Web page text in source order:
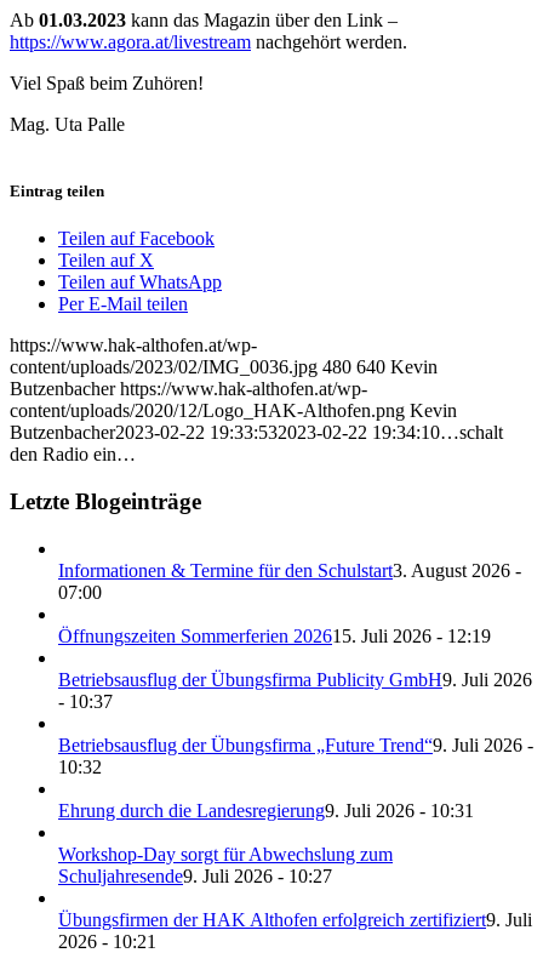
Ab 01.03.2023 kann das Magazin über den Link –
https://www.agora.at/livestream nachgehört werden.
Viel Spaß beim Zuhören!
Mag. Uta Palle
Eintrag teilen
Teilen auf Facebook
Teilen auf X
Teilen auf WhatsApp
Per E-Mail teilen
https://www.hak-althofen.at/wp-
content/uploads/2023/02/IMG_0036.jpg 480 640 Kevin
Butzenbacher https://www.hak-althofen.at/wp-
content/uploads/2020/12/Logo_HAK-Althofen.png Kevin
Butzenbacher2023-02-22 19:33:532023-02-22 19:34:10…schalt
den Radio ein…
Letzte Blogeinträge
Informationen & Termine für den Schulstart3. August 2026 -
07:00
Öffnungszeiten Sommerferien 202615. Juli 2026 - 12:19
Betriebsausflug der Übungsfirma Publicity GmbH9. Juli 2026
- 10:37
Betriebsausflug der Übungsfirma „Future Trend“9. Juli 2026 -
10:32
Ehrung durch die Landesregierung9. Juli 2026 - 10:31
Workshop-Day sorgt für Abwechslung zum
Schuljahresende9. Juli 2026 - 10:27
Übungsfirmen der HAK Althofen erfolgreich zertifiziert9. Juli
2026 - 10:21